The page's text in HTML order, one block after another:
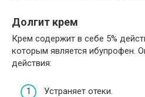
Долгит крем
Крем содержит в себе 5%
которым является ибупрофен.
действия:
Устраняет отеки.